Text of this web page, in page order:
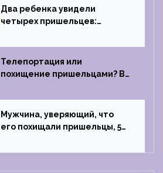
Два ребенка увидели
четырех пришельцев:
1967 году
Телепортация или
похищение пришельцами? В
случай произошел с семьей
из Аргентины
Мужчина, уверяющий, что
его похищали пришельцы, 5
тест на детекторе лжи